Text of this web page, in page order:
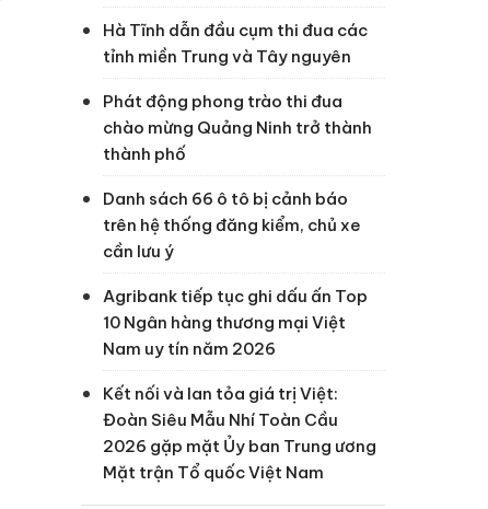
Hà Tĩnh dẫn đầu cụm thi đua các
tỉnh miền Trung và Tây nguyên
Phát động phong trào thi đua
chào mừng Quảng Ninh trở thành
thành phố
Danh sách 66 ô tô bị cảnh báo
trên hệ thống đăng kiểm, chủ xe
cần lưu ý
Agribank tiếp tục ghi dấu ấn Top
10 Ngân hàng thương mại Việt
Nam uy tín năm 2026
Kết nối và lan tỏa giá trị Việt:
Đoàn Siêu Mẫu Nhí Toàn Cầu
2026 gặp mặt Ủy ban Trung ương
Mặt trận Tổ quốc Việt Nam